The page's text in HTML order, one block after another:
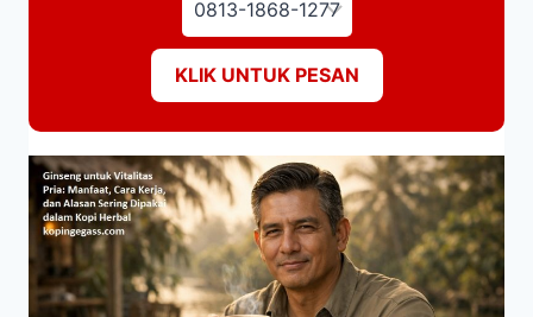
KLIK UNTUK PESAN